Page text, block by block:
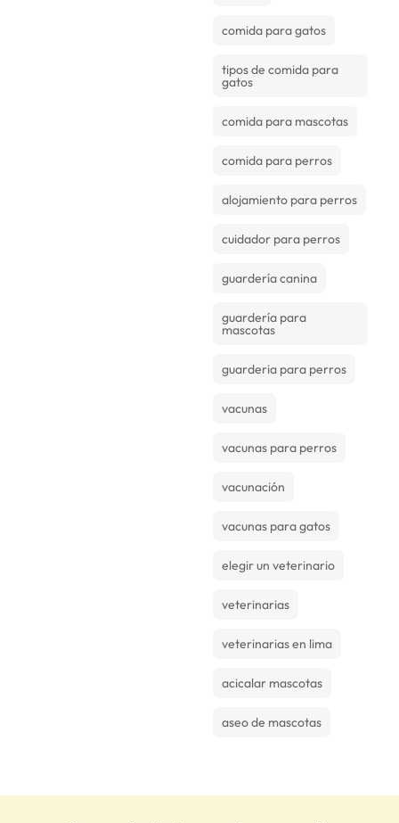
comida para gatos
tipos de comida para
gatos
comida para mascotas
comida para perros
alojamiento para perros
cuidador para perros
guardería canina
guardería para
mascotas
guarderia para perros
vacunas
vacunas para perros
vacunación
vacunas para gatos
elegir un veterinario
veterinarias
veterinarias en lima
acicalar mascotas
aseo de mascotas